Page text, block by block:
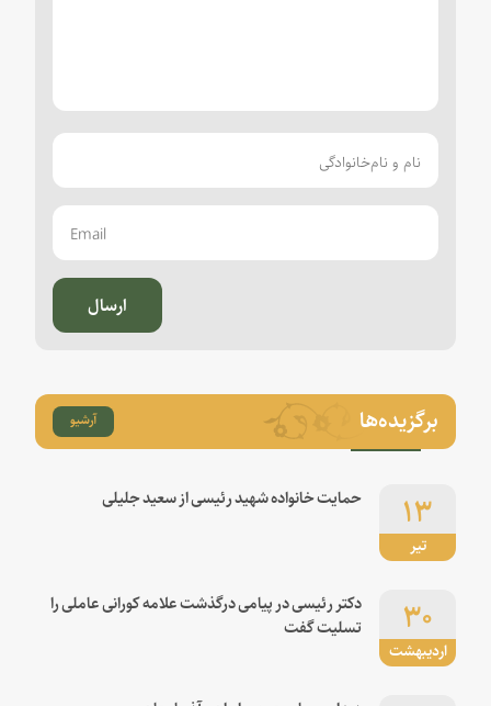
ارسال
برگزیده‌ها آرشیو
تیر
۱۳ حمایت خانواده شهید رئیسی از سعید جلیلی
اردیبهشت
۳۰
دکتر رئیسی در پیامی درگذشت علامه کورانی عاملی را
تسلیت گفت